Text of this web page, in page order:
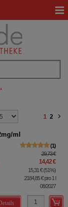
1 2
ml
1
29,73 €
14,42 €
15,31 €(51%)
2184,85 €pro 1 l
08/2027
Details